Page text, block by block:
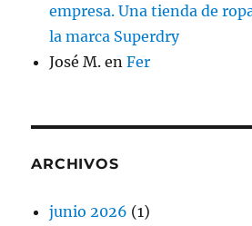
empresa. Una tienda de
la marca Superdry
José M. enFer
ARCHIVOS
junio 2026 (1)